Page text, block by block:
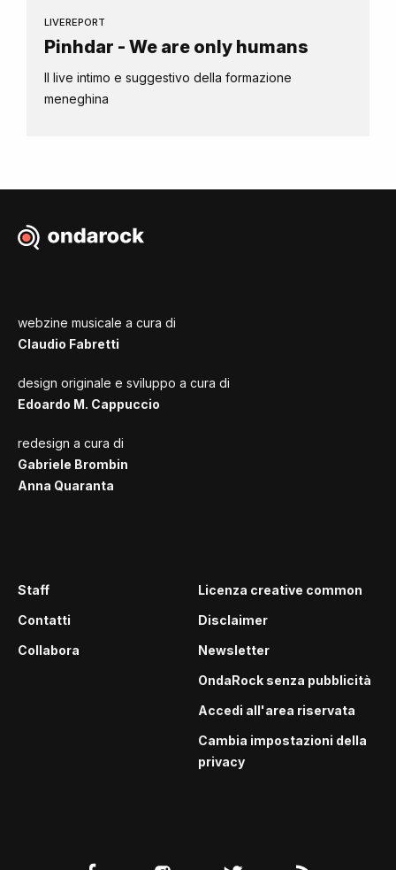
LIVEREPORT
Pinhdar - We are only humans
Il live intimo e suggestivo della formazione
meneghina
webzine musicale a cura di
Claudio Fabretti
design originale e sviluppo a cura di
Edoardo M. Cappuccio
redesign a cura di
Gabriele Brombin
Anna Quaranta
Staff
Contatti
Collabora
Licenza creative common
Disclaimer
Newsletter
OndaRock senza pubblicità
Accedi all'area riservata
Cambia impostazioni della
privacy